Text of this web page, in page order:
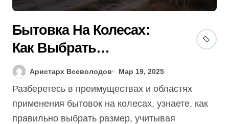
Бытовка На Колесах:
Как Выбрать
Идеальный Размер (Гид
2025) + 5 Советов!
Аристарх Всеволодов Мар 19, 2025
Разберетесь в преимуществах и областях
применения бытовок на колесах, узнаете, как
правильно выбрать размер, учитывая